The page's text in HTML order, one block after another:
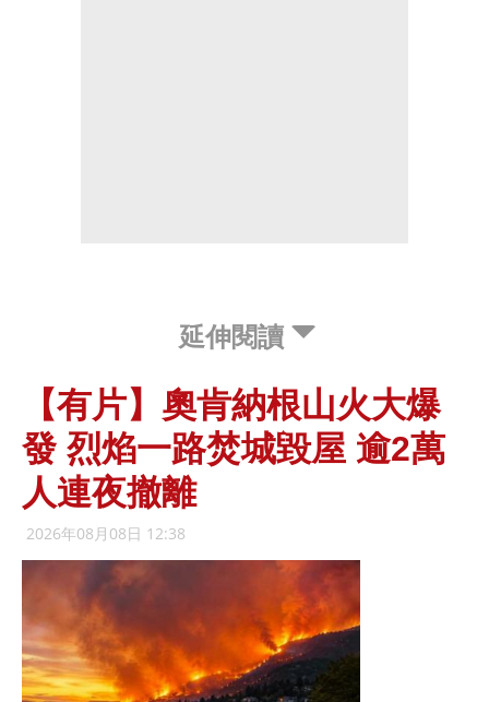
延伸閱讀
【有片】奧肯納根山火大爆
發 烈焰一路焚城毀屋 逾2萬
人連夜撤離
2026年08月08日 12:38